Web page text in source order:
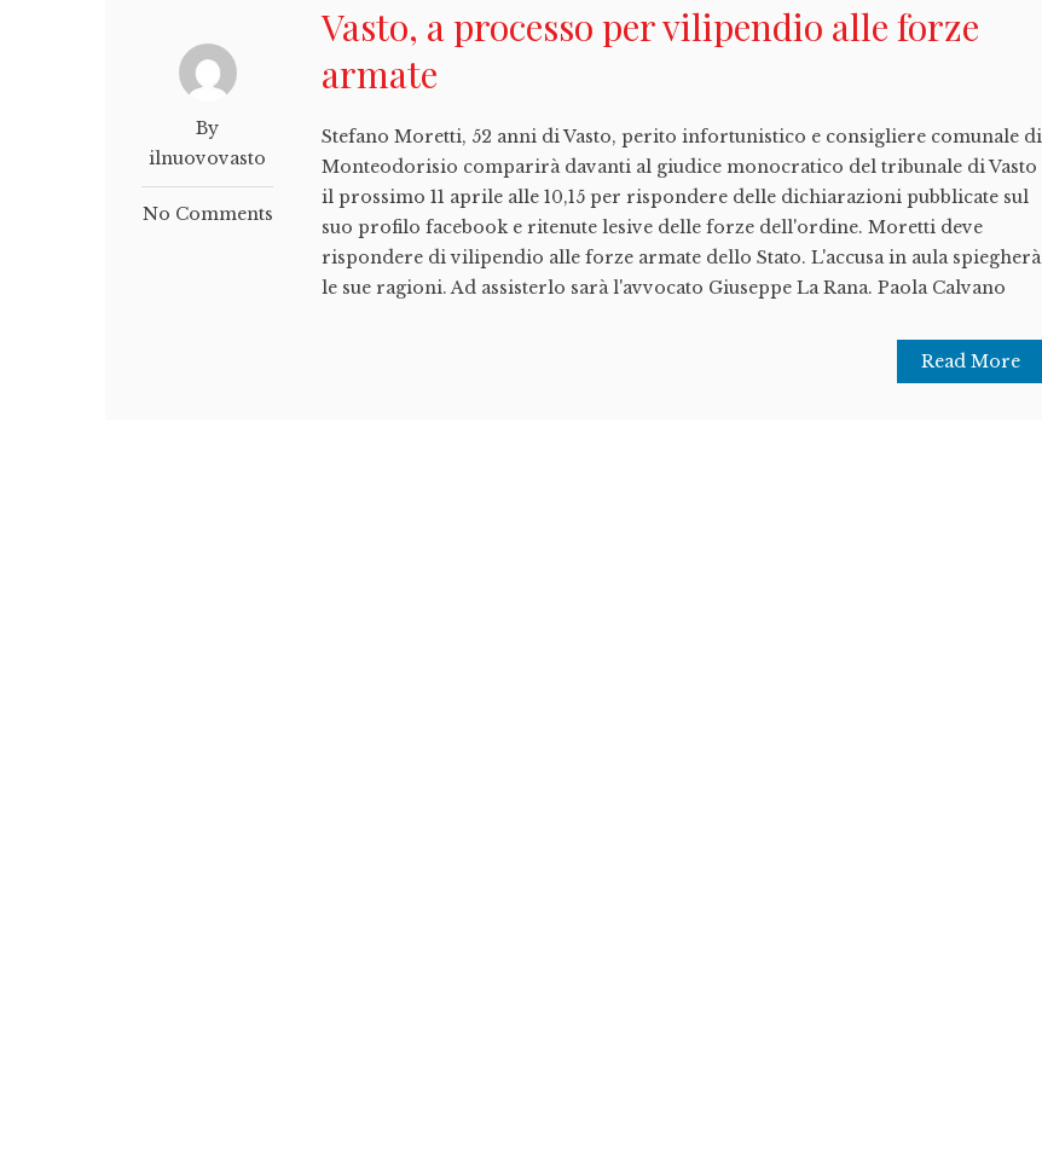
By
ilnuovovasto
No Comments
Vasto, a processo per vilipendio alle forze
armate
Stefano Moretti, 52 anni di Vasto, perito infortunistico e consigliere comunale di
Monteodorisio comparirà davanti al giudice monocratico del tribunale di Vasto
il prossimo 11 aprile alle 10,15 per rispondere delle dichiarazioni pubblicate sul
suo profilo facebook e ritenute lesive delle forze dell'ordine. Moretti deve
rispondere di vilipendio alle forze armate dello Stato. L'accusa in aula spiegherà
le sue ragioni. Ad assisterlo sarà l'avvocato Giuseppe La Rana. Paola Calvano
Read More